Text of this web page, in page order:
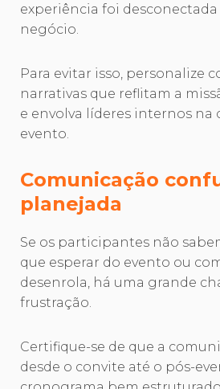
experiência foi
negócio.
Para evitar isso, personalize
narrativas que reflitam a
e envolva líderes internos na
evento.
Comunicação
planejada
Se os participantes não
que esperar do evento ou
desenrola, há uma grande
frustração.
Certifique-se de que a
desde o convite até o pós-